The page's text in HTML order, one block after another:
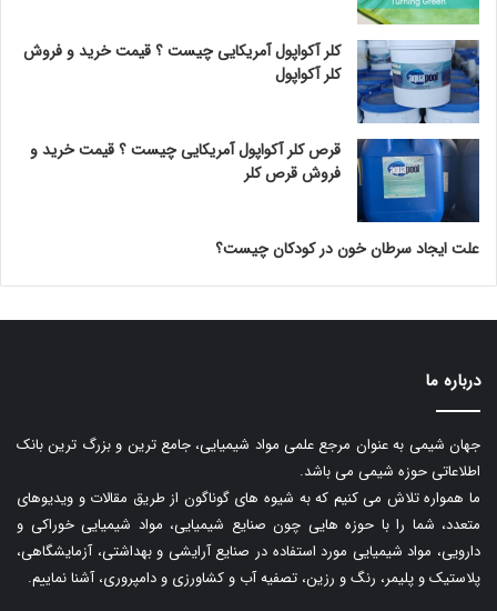
کلر آکواپول آمریکایی چیست ؟ قیمت خرید و فروش
کلر آکواپول
قرص کلر آکواپول آمریکایی چیست ؟ قیمت خرید و
فروش قرص کلر
علت ایجاد سرطان خون در کودکان چیست؟
درباره ما
جهان شیمی به عنوان مرجع علمی مواد شیمیایی، جامع ترین و بزرگ ترین بانک
اطلاعاتی حوزه شیمی می باشد.
ما همواره تلاش می کنیم که به شیوه های گوناگون از طریق مقالات و ویدیوهای
متعدد، شما را با حوزه هایی چون صنایع شیمیایی، مواد شیمیایی خوراکی و
دارویی، مواد شیمیایی مورد استفاده در صنایع آرایشی و بهداشتی، آزمایشگاهی،
پلاستیک و پلیمر، رنگ و رزین، تصفیه آب و کشاورزی و دامپروری، آشنا نماییم.